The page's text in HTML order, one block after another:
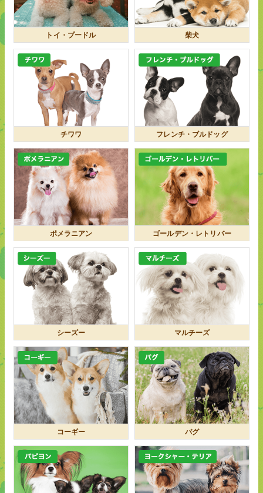
トイ・プードル 柴犬
チワワ フレンチ・ブルドッグ
ポメラニアン ゴールデン・レトリバー
シーズー マルチーズ
コーギー パグ